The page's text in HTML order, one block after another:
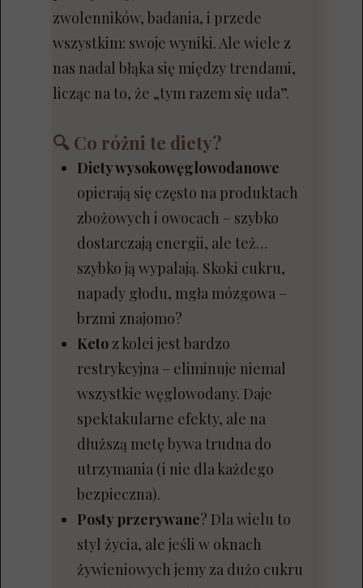
zwolenników, badania, i przede
wszystkim: swoje wyniki. Ale wiele z
nas nadal błąka się między trendami,
licząc na to, że „tym razem się uda”.
🔍 Co różni te diety?
Diety wysokowęglowodanowe
opierają się często na produktach
zbożowych i owocach – szybko
dostarczają energii, ale też…
szybko ją wypalają. Skoki cukru,
napady głodu, mgła mózgowa –
brzmi znajomo?
Keto z kolei jest bardzo
restrykcyjna – eliminuje niemal
wszystkie węglowodany. Daje
spektakularne efekty, ale na
dłuższą metę bywa trudna do
utrzymania (i nie dla każdego
bezpieczna).
Posty przerywane? Dla wielu to
styl życia, ale jeśli w oknach
żywieniowych jemy za dużo cukru